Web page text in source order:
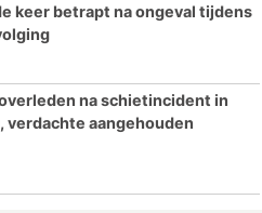
keer betrapt na ongeval tijdens
na schietincident in
verdachte aangehouden